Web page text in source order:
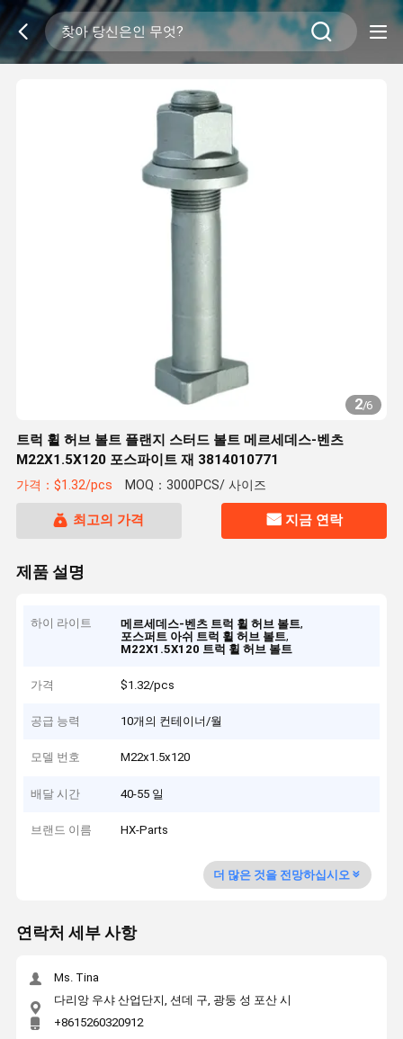
2/6
트럭 휠 허브 볼트 플랜지 스터드 볼트 메르세데스-벤츠
M22X1.5X120 포스파이트 재 3814010771
가격：$1.32/pcs MOQ：3000PCS/ 사이즈
최고의 가격 지금 연락
제품 설명
하이 라이트 메르세데스-벤츠 트럭 휠 허브 볼트,
포스퍼트 아쉬 트럭 휠 허브 볼트,
M22X1.5X120 트럭 휠 허브 볼트
가격 $1.32/pcs
공급 능력 10개의 컨테이너/월
모델 번호 M22x1.5x120
배달 시간 40-55 일
브랜드 이름 HX-Parts
더 많은 것을 전망하십시오
연락처 세부 사항
Ms. Tina
다리앙 우샤 산업단지, 션데 구, 광둥 성 포산 시
+8615260320912